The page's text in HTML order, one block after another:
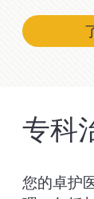
专科
您的卓护